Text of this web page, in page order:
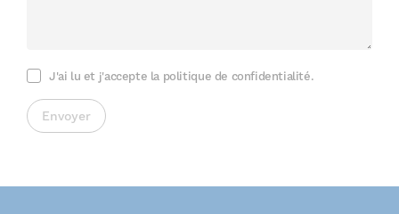
J'ai lu et j'accepte la politique de confidentialité.
Envoyer